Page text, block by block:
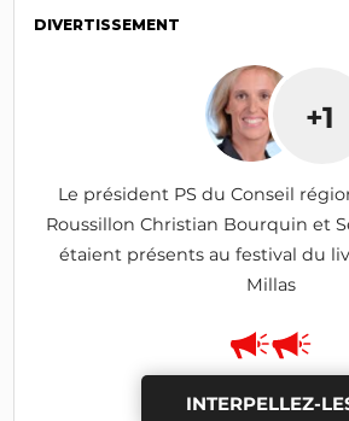
DIVERTISSEMENT
+1
Le président PS du Conseil
Roussillon Christian Bourquin et
étaient présents au festival du
Millas
INTERPELLEZ-